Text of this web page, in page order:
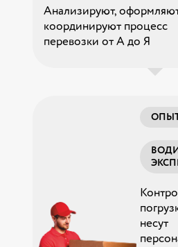
Анализируют,
координируют процесс
перевозки от А до Я
несут